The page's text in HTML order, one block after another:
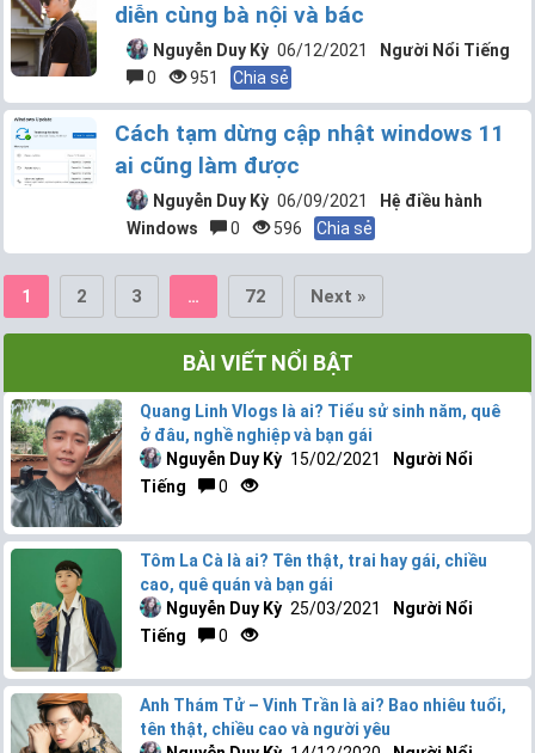
diễn cùng bà nội và bác
Nguyễn Duy Kỳ 06/12/2021
Người Nổi Tiếng
0
951 Chia sẻ
Cách tạm dừng cập nhật windows 11
ai cũng làm được
Nguyễn Duy Kỳ 06/09/2021
Hệ điều hành
Windows
0 596 Chia sẻ
1 2 3 … 72 Next »
BÀI VIẾT NỔI BẬT
Quang Linh Vlogs là ai? Tiểu sử sinh năm, quê
ở đâu, nghề nghiệp và bạn gái
Nguyễn Duy Kỳ 15/02/2021
Người Nổi
Tiếng
0
Tôm La Cà là ai? Tên thật, trai hay gái, chiều
cao, quê quán và bạn gái
Nguyễn Duy Kỳ 25/03/2021
Người Nổi
Tiếng
0
Anh Thám Tử – Vinh Trần là ai? Bao nhiêu tuổi,
tên thật, chiều cao và người yêu